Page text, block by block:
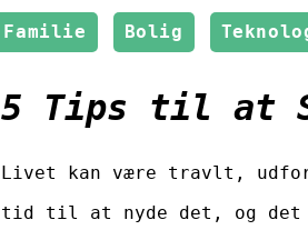
Familie Bolig
5 Tips til at
Livet kan være travlt,
tid til at nyde det, og det